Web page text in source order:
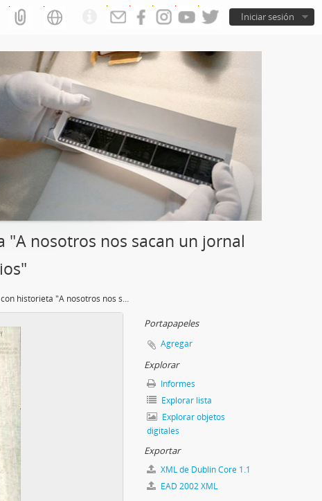
Iniciar sesión
"A nosotros nos sacan un jornal
Folleto con historieta "A nosotros nos sacan un jornal por mes, a los monopolios les liberan los precios"
Portapapeles
Agregar
Explorar
Informes
Explorar lista
Explorar objetos
digitales
Exportar
XML de Dublin Core 1.1
EAD 2002 XML